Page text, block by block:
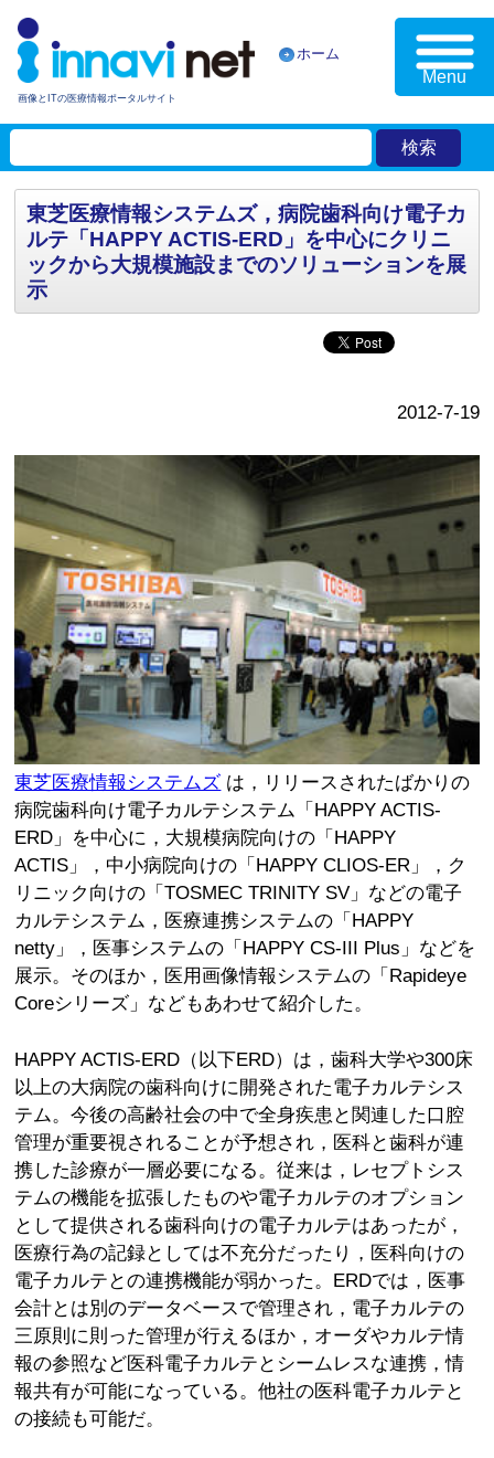
画像とITの医療情報ポータルサイト
ホーム
Menu
東芝医療情報システムズ，病院歯科向け電子カ
ルテ「HAPPY ACTIS-ERD」を中心にクリニ
ックから大規模施設までのソリューションを展
示
2012-7-19
東芝医療情報システムズ は，リリースされたばかりの
病院歯科向け電子カルテシステム「HAPPY ACTIS-
ERD」を中心に，大規模病院向けの「HAPPY
ACTIS」，中小病院向けの「HAPPY CLIOS-ER」，ク
リニック向けの「TOSMEC TRINITY SV」などの電子
カルテシステム，医療連携システムの「HAPPY
netty」，医事システムの「HAPPY CS-III Plus」などを
展示。そのほか，医用画像情報システムの「Rapideye
Coreシリーズ」などもあわせて紹介した。
HAPPY ACTIS-ERD（以下ERD）は，歯科大学や300床
以上の大病院の歯科向けに開発された電子カルテシス
テム。今後の高齢社会の中で全身疾患と関連した口腔
管理が重要視されることが予想され，医科と歯科が連
携した診療が一層必要になる。従来は，レセプトシス
テムの機能を拡張したものや電子カルテのオプション
として提供される歯科向けの電子カルテはあったが，
医療行為の記録としては不充分だったり，医科向けの
電子カルテとの連携機能が弱かった。ERDでは，医事
会計とは別のデータベースで管理され，電子カルテの
三原則に則った管理が行えるほか，オーダやカルテ情
報の参照など医科電子カルテとシームレスな連携，情
報共有が可能になっている。他社の医科電子カルテと
の接続も可能だ。